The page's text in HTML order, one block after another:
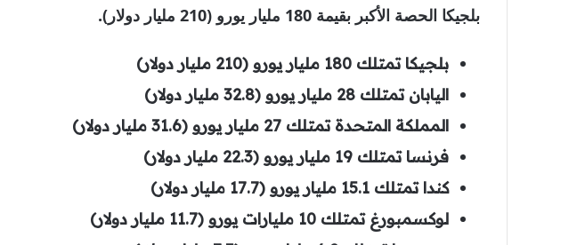
بلجيكا الحصة الأكبر بقيمة 180 مليار يورو (210 مليار دولار).
بلجيكا تمتلك 180 مليار يورو (210 مليار دولار)
اليابان تمتلك 28 مليار يورو (32.8 مليار دولار)
المملكة المتحدة تمتلك 27 مليار يورو (31.6 مليار دولار)
فرنسا تمتلك 19 مليار يورو (22.3 مليار دولار)
كندا تمتلك 15.1 مليار يورو (17.7 مليار دولار)
لوكسمبورغ تمتلك 10 مليارات يورو (11.7 مليار دولار)